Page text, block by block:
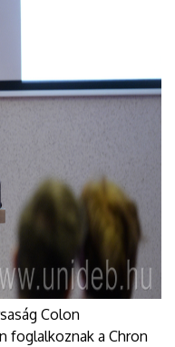
Colon
foglalkoznak a Chron